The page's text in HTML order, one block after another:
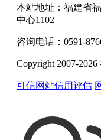
本站地址：福建省
中心1102
咨询电话：0591-
Copyright 2007-
可信网站信用评估